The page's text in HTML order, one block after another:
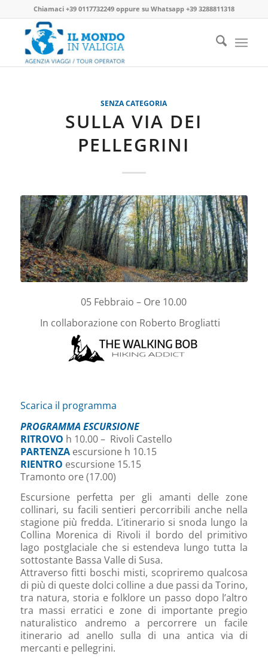
Chiamaci +39 0117732249oppure su Whatsapp +39 3288811318
SENZA CATEGORIA
SULLA VIA DEI
PELLEGRINI
05 Febbraio – Ore 10.00
In collaborazione con Roberto Brogliatti
Scarica il programma
PROGRAMMA ESCURSIONE
RITROVO h 10.00 – Rivoli Castello
PARTENZAescursione h 10.15
RIENTRO escursione 15.15
Tramonto ore (17.00)
Escursione perfetta per gli amanti delle zone
collinari, su facili sentieri percorribili anche nella
stagione più fredda. L’itinerario si snoda lungo la
Collina Morenica di Rivoli il bordo del primitivo
lago postglaciale che si estendeva lungo tutta la
sottostante Bassa Valle di Susa.
Attraverso fitti boschi misti, scopriremo qualcosa
di più di queste dolci colline a due passi da Torino,
tra natura, storia e folklore un passo dopo l’altro
tra massi erratici e zone di importante pregio
naturalistico andremo a percorrere un facile
itinerario ad anello sulla di una antica via di
mercanti e pellegrini.